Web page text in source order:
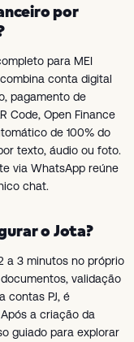
por
para MEI
conta digital
pagamento de
Code, Open Finance
de 100% do
texto, áudio ou foto.
via WhatsApp reúne
chat.
o Jota?
a 3 minutos no próprio
validação
contas PJ, é
a criação da
guiado para explorar